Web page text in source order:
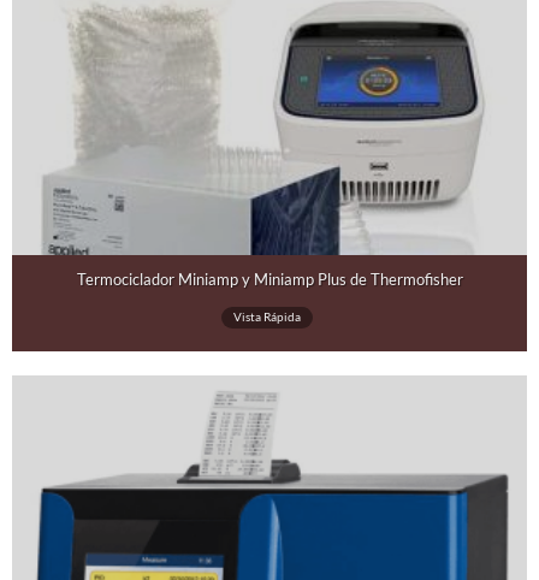
Termociclador Miniamp y Miniamp Plus de Thermofisher
Vista Rápida